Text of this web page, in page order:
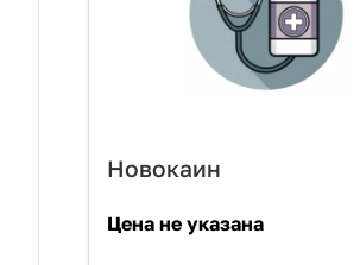
Новокаин
Цена не указана